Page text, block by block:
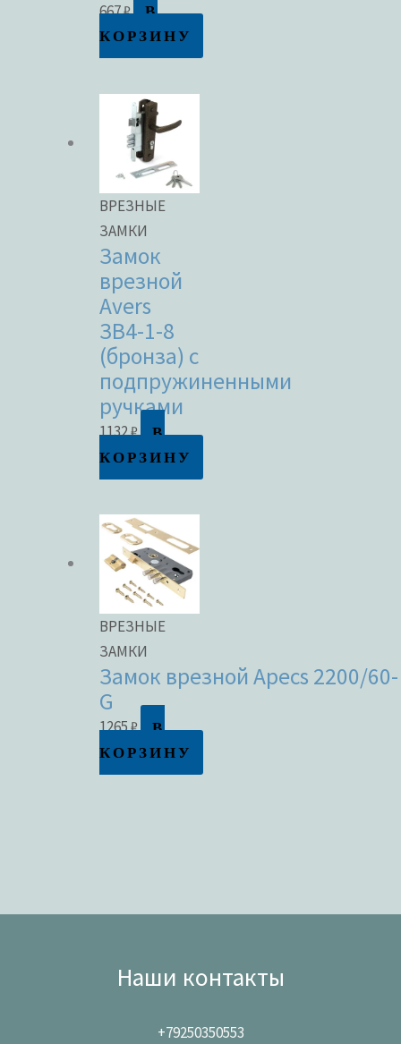
667₽
В
КОРЗИНУ
ВРЕЗНЫЕ
ЗАМКИ
Замок
врезной
Avers
ЗВ4-1-8
(бронза) с
подпружиненными
ручками
1132₽
В
КОРЗИНУ
ВРЕЗНЫЕ
ЗАМКИ
Замок врезной Apecs 2200/60-
G
1265₽
В
КОРЗИНУ
Наши контакты
+79250350553